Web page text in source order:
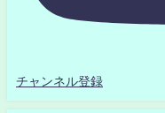
チャンネル登録